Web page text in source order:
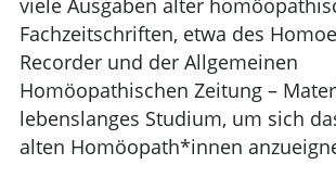
viele Ausgaben alter
Fachzeitschriften, etwa des
Recorder und der Allgemeinen
Homöopathischen Zeitung –
lebenslanges Studium, um sich
alten Homöopath*innen